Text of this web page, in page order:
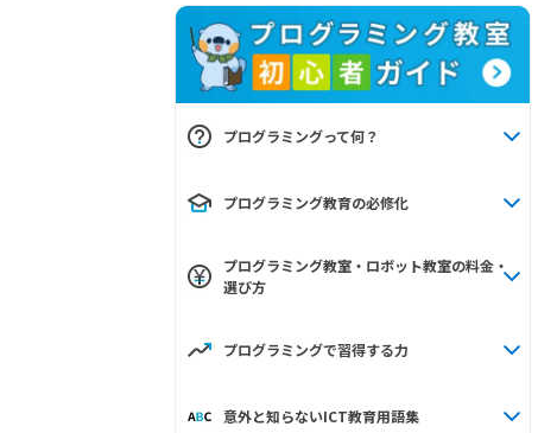
プログラミングって何？
プログラミング教育の必修化
プログラミング教室・ロボット教室の料金・
選び方
プログラミングで習得する力
意外と知らないICT教育用語集